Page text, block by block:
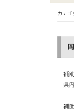
カテゴ
補
県
補